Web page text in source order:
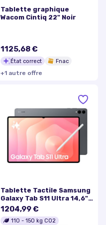
Tablette graphique
Wacom Cintiq 22" Noir
1125,68 €
État correct Fnac
+1 autre offre
Tablette Tactile Samsung
Galaxy Tab S11 Ultra 14,6"
Wi-Fi 256 Go Gris
1204,99 €
110 - 150 kg CO2